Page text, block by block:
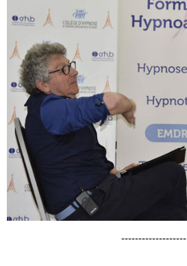
-------------------